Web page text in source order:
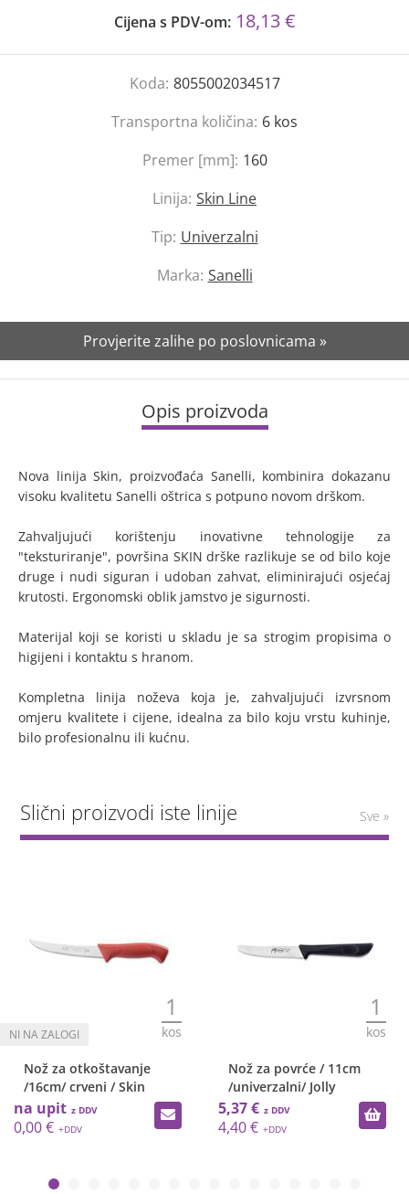
Cijena s PDV-om: 18,13 €
Koda: 8055002034517
Transportna količina: 6 kos
Premer [mm]: 160
Linija: Skin Line
Tip: Univerzalni
Marka: Sanelli
Provjerite zalihe po poslovnicama »
Opis proizvoda
Nova linija Skin, proizvođaća Sanelli, kombinira dokazanu
visoku kvalitetu Sanelli oštrica s potpuno novom drškom.
Zahvaljujući korištenju inovativne tehnologije za
"teksturiranje", površina SKIN drške razlikuje se od bilo koje
druge i nudi siguran i udoban zahvat, eliminirajući osjećaj
krutosti. Ergonomski oblik jamstvo je sigurnosti.
Materijal koji se koristi u skladu je sa strogim propisima o
higijeni i kontaktu s hranom.
Kompletna linija noževa koja je, zahvaljujući izvrsnom
omjeru kvalitete i cijene, idealna za bilo koju vrstu kuhinje,
bilo profesionalnu ili kućnu.
Slični proizvodi iste linije Sve »
1
kos
Nož za otkoštavanje
/16cm/ crveni / Skin
na upit
0,00 €
1
kos
Nož za povrće / 11cm
/univerzalni/ Jolly
5,37 €
4,40 €